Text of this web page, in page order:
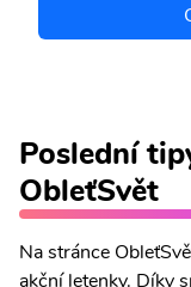
Poslední
ObleťSvět
Na stránce
akční letenky. Díky